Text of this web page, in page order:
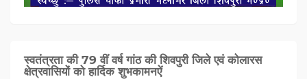
स्वतंत्रता की 79 वीं वर्ष गांठ की शिवपुरी जिले एवं कोलारस
क्षेत्रवासियों को हार्दिक शुभकामनऐं